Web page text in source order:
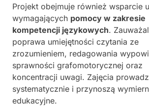
Projekt obejmuje również wsparcie
wymagających pomocy w zakresie
kompetencji językowych.
poprawa umiejętności czytania ze
zrozumieniem, redagowania
sprawności grafomotorycznej oraz
koncentracji uwagi. Zajęcia
systematycznie i przynoszą
edukacyjne.